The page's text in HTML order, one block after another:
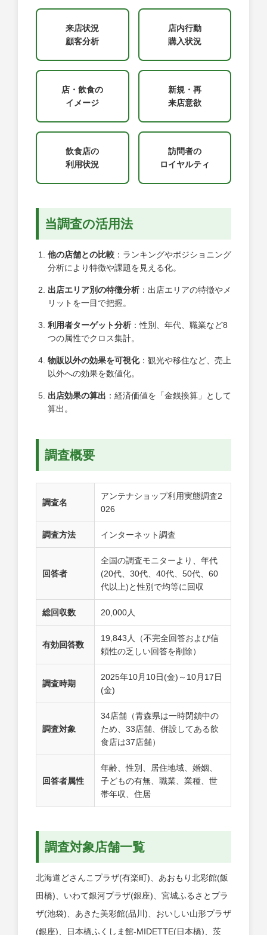
来店状況
顧客分析
店内行動
購入状況
店・飲食の
イメージ
新規・再
来店意欲
飲食店の
利用状況
訪問者の
ロイヤルティ
当調査の活用法
他の店舗との比較 ：ランキングやポジショニング
分析により特徴や課題を見える化。
出店エリア別の特徴分析 ：出店エリアの特徴やメ
リットを一目で把握。
利用者ターゲット分析 ：性別、年代、職業など8
つの属性でクロス集計。
物販以外の効果を可視化：観光や移住など、売上
以外への効果を数値化。
出店効果の算出 ：経済価値を「金銭換算」として
算出。
調査概要
調査名
アンテナショップ利用実態調査2
026
調査方法 インターネット調査
回答者
全国の調査モニターより、年代
(20代、30代、40代、50代、60
代以上)と性別で均等に回収
総回収数 20,000人
有効回答数
19,843人（不完全回答および信
頼性の乏しい回答を削除）
調査時期
2025年10月10日(金)～10月17日
(金)
調査対象
34店舗（青森県は一時閉鎖中の
ため、33店舗、併設してある飲
食店は37店舗）
回答者属性
年齢、性別、居住地域、婚姻、
子どもの有無、職業、業種、世
帯年収、住居
調査対象店舗一覧
北海道どさんこプラザ(有楽町)、あおもり北彩館(飯
田橋)、いわて銀河プラザ(銀座)、宮城ふるさとプラ
ザ(池袋)、あきた美彩館(品川)、おいしい山形プラザ
(銀座)、日本橋ふくしま館-MIDETTE(日本橋)、茨